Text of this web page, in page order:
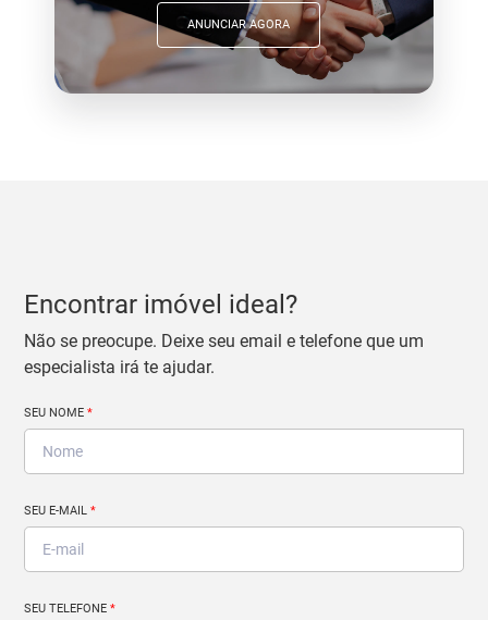
ANUNCIAR AGORA
Encontrar imóvel ideal?
Não se preocupe. Deixe seu email e telefone que um
especialista irá te ajudar.
SEU NOME*
SEU E-MAIL*
SEU TELEFONE*